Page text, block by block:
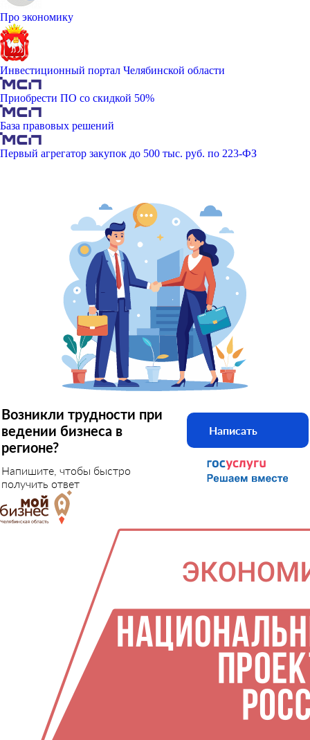
Про экономику
Инвестиционный портал Челябинской области
Приобрести ПО со скидкой 50%
База правовых решений
Первый агрегатор закупок до 500 тыс. руб. по 223-ФЗ
Возникли трудности при
ведении бизнеса в
регионе?
Напишите, чтобы быстро
получить ответ
Написать